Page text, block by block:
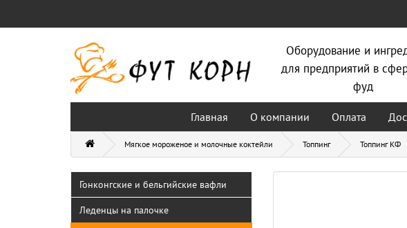
Оборудование и
для предприятий в
фуд
Главная О компании Оплата
Мягкое мороженое и молочные коктейли Топпинг Топпинг КФ
Гонконгские и бельгийские вафли
Леденцы на палочке